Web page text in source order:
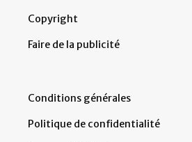
Copyright
Faire de la publicité
Conditions générales
Politique de confidentialité